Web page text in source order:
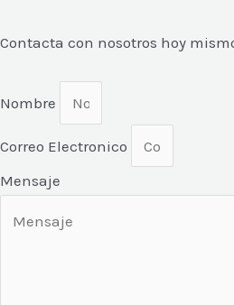
Contacta con nosotros hoy
Nombre
Correo Electronico
Mensaje